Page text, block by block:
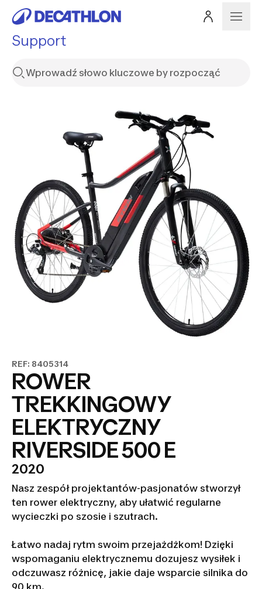
Support
REF: 8405314
ROWER
TREKKINGOWY
ELEKTRYCZNY
RIVERSIDE 500 E
2020
Nasz zespół projektantów-pasjonatów stworzył
ten rower elektryczny, aby ułatwić regularne
wycieczki po szosie i szutrach.
Łatwo nadaj rytm swoim przejażdżkom! Dzięki
wspomaganiu elektrycznemu dozujesz wysiłek i
odczuwasz różnicę, jakie daje wsparcie silnika do
90 km.